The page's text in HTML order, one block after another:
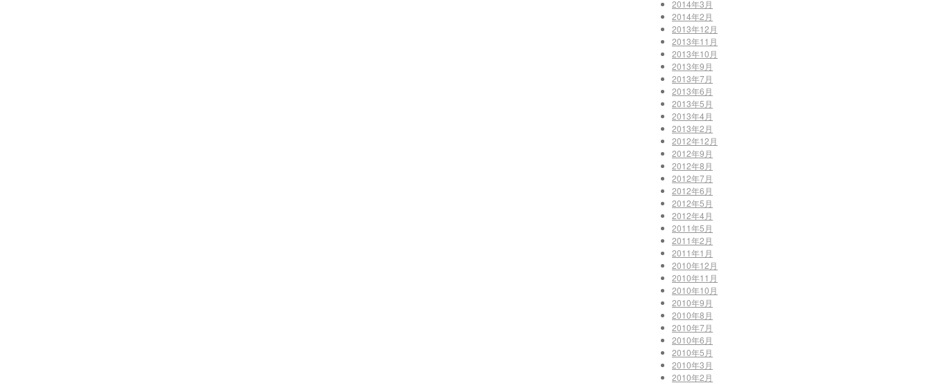
2014年3月
2014年2月
2013年12月
2013年11月
2013年10月
2013年9月
2013年7月
2013年6月
2013年5月
2013年4月
2013年2月
2012年12月
2012年9月
2012年8月
2012年7月
2012年6月
2012年5月
2012年4月
2011年5月
2011年2月
2011年1月
2010年12月
2010年11月
2010年10月
2010年9月
2010年8月
2010年7月
2010年6月
2010年5月
2010年3月
2010年2月